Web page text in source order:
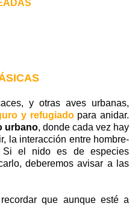
y otras aves urbanas,
y refugiadopara anidar.
urbano, donde cada vez hay
la interacción entre hombre-
Si el nido es de especies
deberemos avisar a las
que aunque esté a